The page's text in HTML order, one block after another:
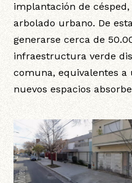
implantación de
arbolado urbano. De
generarse cerca de
infraestructura verde
comuna, equivalentes a
nuevos espacios